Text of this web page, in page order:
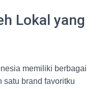
Lokal yang
memiliki berbagai
satu brand favoritku